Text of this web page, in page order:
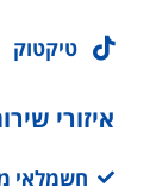
טיקטוק
איזורי
חשמלאי